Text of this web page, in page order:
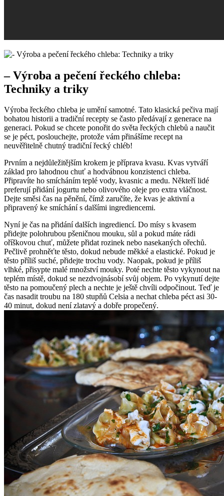
– Výroba a pečení řeckého chleba:
Techniky a triky
Výroba řeckého chleba je umění samotné. Tato klasická pečiva mají
bohatou historii a tradiční recepty se často předávají z generace na
generaci. Pokud se chcete ponořit do světa řeckých chlebů a naučit
se je péct, poslouchejte, protože vám přinášíme recept na
neuvěřitelně chutný tradiční řecký chléb!
Prvním a nejdůležitějším krokem je příprava kvasu. Kvas vytváří
základ pro lahodnou chuť a hodvábnou konzistenci chleba.
Připravíte ho smícháním teplé vody, kvasnic a medu. Někteří lidé
preferují přidání jogurtu nebo olivového oleje pro extra vláčnost.
Dejte směsi čas na pěnění, čímž zaručíte, že kvas je aktivní a
připravený ke smíchání s dalšími ingrediencemi.
Nyní je čas na přidání dalších ingrediencí. Do mísy s kvasem
přidejte polohrubou pšeničnou mouku, sůl a pokud máte rádi
oříškovou chuť, můžete přidat rozinek nebo nasekaných ořechů.
Pečlivě prohněťte těsto, dokud nebude měkké a elastické. Pokud je
těsto příliš suché, přidejte trochu vody. Naopak, pokud je příliš
vlhké, přisypte malé množství mouky. Poté nechte těsto vykynout na
teplém místě, dokud se nezdvojnásobí svůj objem. Po vykynutí dejte
těsto na pomoučený plech a nechte je ještě chvíli odpočinout. Teď je
čas nasadit troubu na 180 stupňů Celsia a nechat chleba péct asi 30-
40 minut, dokud není zlatavý a dobře propečený.